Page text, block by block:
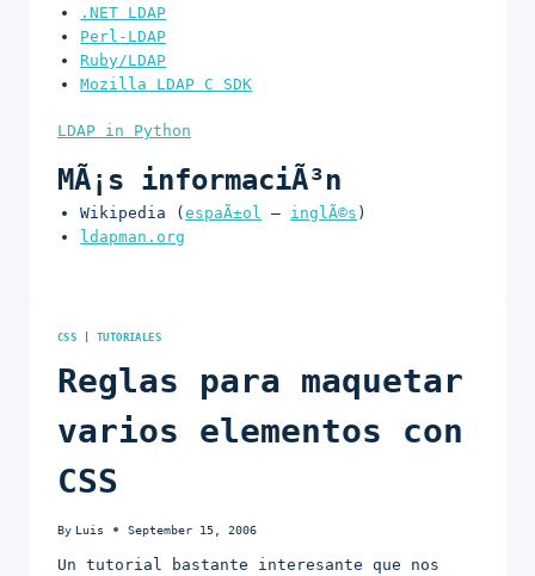
.NET LDAP
Perl-LDAP
Ruby/LDAP
Mozilla LDAP C SDK
LDAP in Python
MÃ¡s informaciÃ³n
Wikipedia (espaÃ±ol – inglÃ©s )
ldapman.org
CSS TUTORIALES
Reglas para maquetar
varios elementos con
CSS
By Luis September 15, 2006
Un tutorial bastante interesante que nos